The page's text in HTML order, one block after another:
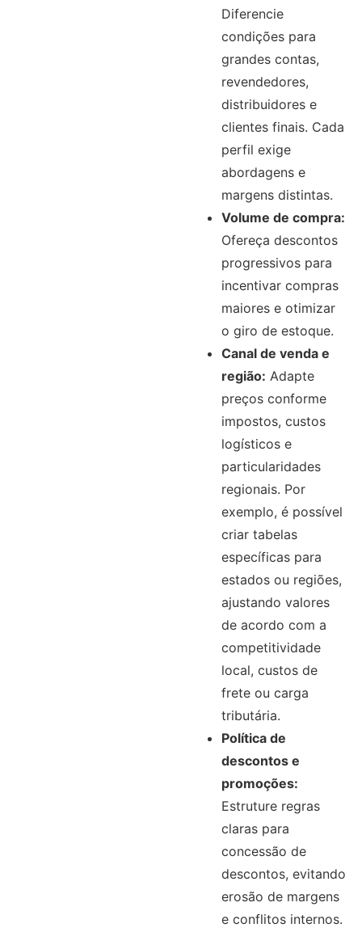
Diferencie
condições para
grandes contas,
revendedores,
distribuidores e
clientes finais. Cada
perfil exige
abordagens e
margens distintas.
Volume de compra:
Ofereça descontos
progressivos para
incentivar compras
maiores e otimizar
o giro de estoque.
Canal de venda e
região: Adapte
preços conforme
impostos, custos
logísticos e
particularidades
regionais. Por
exemplo, é possível
criar tabelas
específicas para
estados ou regiões,
ajustando valores
de acordo com a
competitividade
local, custos de
frete ou carga
tributária.
Política de
descontos e
promoções:
Estruture regras
claras para
concessão de
descontos, evitando
erosão de margens
e conflitos internos.